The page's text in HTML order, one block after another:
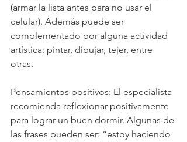
(armar la lista antes para no usar el
celular). Además puede ser
complementado por alguna actividad
artística: pintar, dibujar, tejer, entre
otras.
Pensamientos positivos: El especialista
recomienda reflexionar positivamente
para lograr un buen dormir. Algunas de
las frases pueden ser: “estoy haciendo